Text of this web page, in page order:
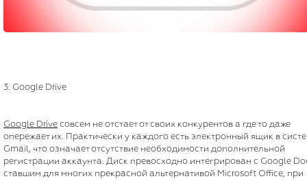
3. Google Drive
Google Drive совсем не отстает от своих конкурентов а где то даже
опережает их. Практически у каждого есть электронный ящик в
Gmail, что означает отсутствие необходимости дополнительной
регистрации аккаунта. Диск превосходно интегрирован с Google
ставшим для многих прекрасной альтернативой Microsoft Office, при